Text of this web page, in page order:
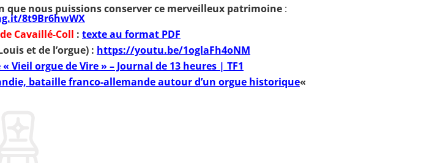
nous puissions conserver ce merveilleux patrimoine :
8t9Br6hwWX
Cavaillé-Coll : texte au format PDF
et de l’orgue) : https://youtu.be/1oglaFh4oNM
« Vieil orgue de Vire » – Journal de 13 heures | TF1
bataille franco-allemande autour d’un orgue historique«